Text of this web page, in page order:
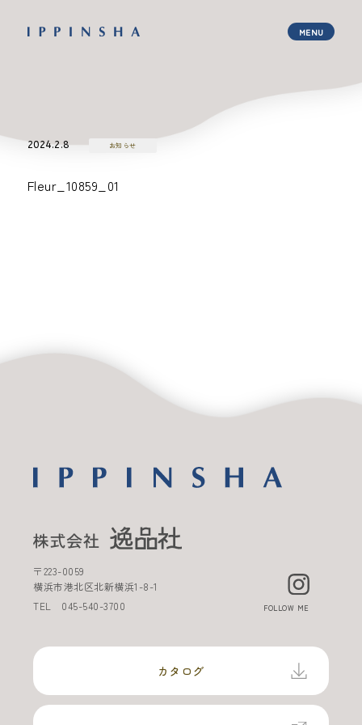
2024.2.8 お知らせ
Fleur_10859_01
〒223-0059
横浜市港北区北新横浜1-8-1
TEL 045-540-3700 FOLLOW ME
カタログ